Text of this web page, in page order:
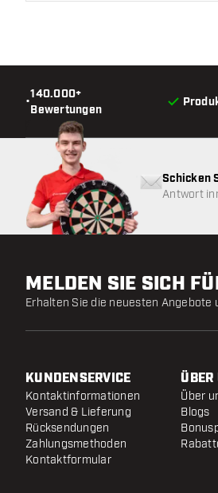
•
140.000+
Bewertungen
Schicken
Antwort
MELDEN SIE SICH
Erhalten Sie die neuesten Angebote
KUNDENSERVICE
Kontaktinformationen
Versand & Lieferung
Rücksendungen
Zahlungsmethoden
Kontaktformular
Über
Blogs